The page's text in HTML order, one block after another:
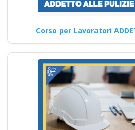
Corso
Lavoro
Aggiuntivo
Edili 6 ore
datore di
Corso per Lavoratori